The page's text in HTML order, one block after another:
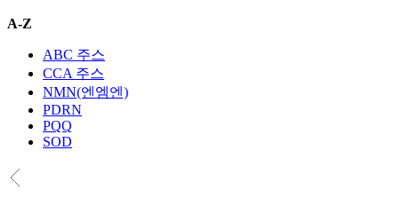
A-Z
ABC 주스
CCA 주스
NMN(엔엠엔)
PDRN
PQQ
SOD